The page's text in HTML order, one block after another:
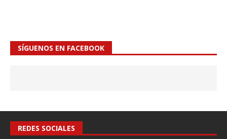
SÍGUENOS EN FACEBOOK
REDES SOCIALES